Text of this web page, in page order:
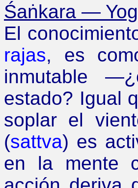
Śaṅkara —
El
rajas, es
inmutable —¿
estado? Igual
soplar el
(sattva) es
en la mente